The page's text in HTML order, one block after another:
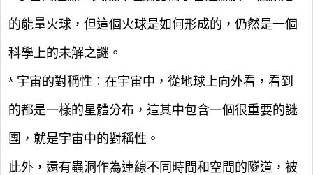
的能量火球，但這個火球是如何形成的，仍然是一個
科學上的未解之謎。
* 宇宙的對稱性：在宇宙中，從地球上向外看，看到
的都是一樣的星體分布，這其中包含一個很重要的謎
團，就是宇宙中的對稱性。
此外，還有蟲洞作為連線不同時間和空間的隧道，被